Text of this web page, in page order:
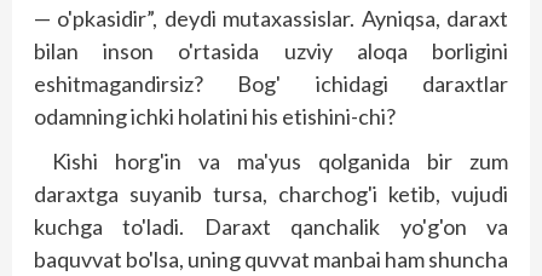
— o'pkasidir”, deydi mutaxassislar. Ayniqsa, daraxt
bilan inson o'rtasida uzviy aloqa borligini
eshitmagandirsiz? Bog' ichidagi daraxtlar
odamning ichki holatini his etishini-chi?
Kishi horg'in va ma'yus qolganida bir zum
daraxtga suyanib tursa, charchog'i ketib, vujudi
kuchga to'ladi. Daraxt qanchalik yo'g'on va
baquvvat bo'lsa, uning quvvat manbai ham shuncha